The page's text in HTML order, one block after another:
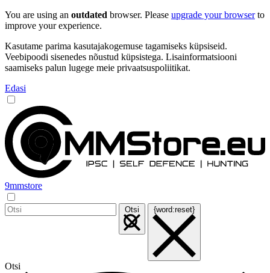
You are using an outdated browser. Please upgrade your browserto
improve your experience.
Kasutame parima kasutajakogemuse tagamiseks küpsiseid.
Veebipoodi sisenedes nõustud küpsistega. Lisainformatsiooni
saamiseks palun lugege meie privaatsuspoliitikat.
Edasi
9mmstore
Otsi {word:reset}
Otsi